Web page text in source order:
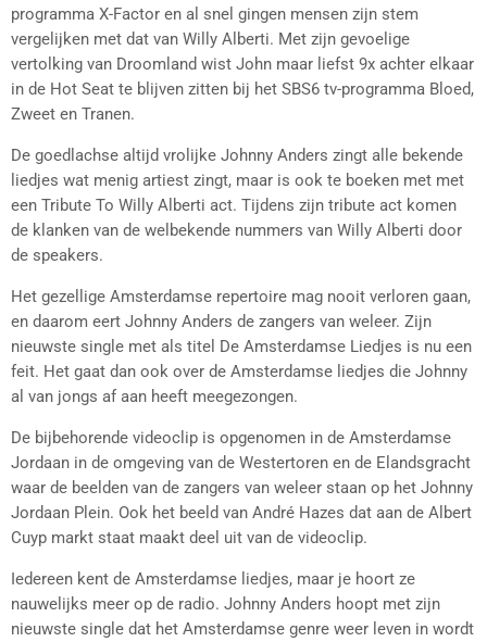
programma X-Factor en al snel gingen mensen zijn stem
vergelijken met dat van Willy Alberti. Met zijn gevoelige
vertolking van Droomland wist John maar liefst 9x achter elkaar
in de Hot Seat te blijven zitten bij het SBS6 tv-programma Bloed,
Zweet en Tranen.
De goedlachse altijd vrolijke Johnny Anders zingt alle bekende
liedjes wat menig artiest zingt, maar is ook te boeken met met
een Tribute To Willy Alberti act. Tijdens zijn tribute act komen
de klanken van de welbekende nummers van Willy Alberti door
de speakers.
Het gezellige Amsterdamse repertoire mag nooit verloren gaan,
en daarom eert Johnny Anders de zangers van weleer. Zijn
nieuwste single met als titel De Amsterdamse Liedjes is nu een
feit. Het gaat dan ook over de Amsterdamse liedjes die Johnny
al van jongs af aan heeft meegezongen.
De bijbehorende videoclip is opgenomen in de Amsterdamse
Jordaan in de omgeving van de Westertoren en de Elandsgracht
waar de beelden van de zangers van weleer staan op het Johnny
Jordaan Plein. Ook het beeld van André Hazes dat aan de Albert
Cuyp markt staat maakt deel uit van de videoclip.
Iedereen kent de Amsterdamse liedjes, maar je hoort ze
nauwelijks meer op de radio. Johnny Anders hoopt met zijn
nieuwste single dat het Amsterdamse genre weer leven in wordt